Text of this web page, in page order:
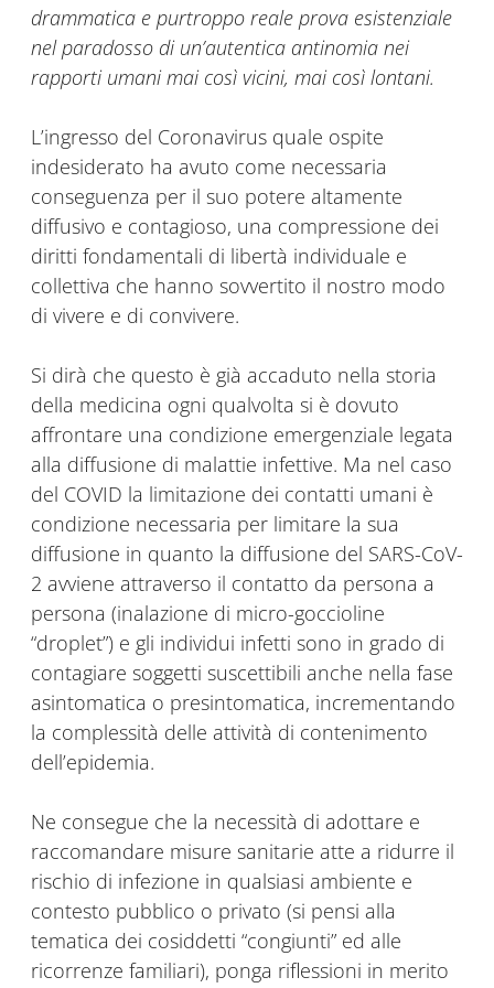
drammatica e purtroppo reale prova esistenziale
nel paradosso di un’autentica antinomia nei
rapporti umani mai così vicini, mai così lontani.
L’ingresso del Coronavirus quale ospite
indesiderato ha avuto come necessaria
conseguenza per il suo potere altamente
diffusivo e contagioso, una compressione dei
diritti fondamentali di libertà individuale e
collettiva che hanno sovvertito il nostro modo
di vivere e di convivere.
Si dirà che questo è già accaduto nella storia
della medicina ogni qualvolta si è dovuto
affrontare una condizione emergenziale legata
alla diffusione di malattie infettive. Ma nel caso
del COVID la limitazione dei contatti umani è
condizione necessaria per limitare la sua
diffusione in quanto la diffusione del SARS-CoV-
2 avviene attraverso il contatto da persona a
persona (inalazione di micro-goccioline
“droplet”) e gli individui infetti sono in grado di
contagiare soggetti suscettibili anche nella fase
asintomatica o presintomatica, incrementando
la complessità delle attività di contenimento
dell’epidemia.
Ne consegue che la necessità di adottare e
raccomandare misure sanitarie atte a ridurre il
rischio di infezione in qualsiasi ambiente e
contesto pubblico o privato (si pensi alla
tematica dei cosiddetti “congiunti” ed alle
ricorrenze familiari), ponga riflessioni in merito